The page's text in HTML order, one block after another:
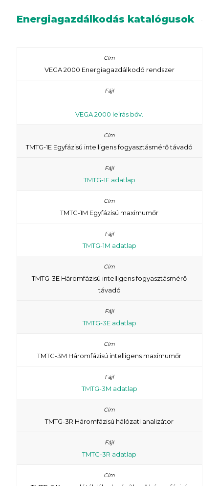
Energiagazdálkodás katalógusok
VEGA 2000 Energiagazdálkodó rendszer
VEGA 2000 leírás bőv.
TMTG-1E Egyfázisú intelligens fogyasztásmérő távadó
TMTG-1E adatlap
TMTG-1M Egyfázisú maximumőr
TMTG-1M adatlap
TMTG-3E Háromfázisú intelligens fogyasztásmérő
távadó
TMTG-3E adatlap
TMTG-3M Háromfázisú intelligens maximumőr
TMTG-3M adatlap
TMTG-3R Háromfázisú hálózati analizátor
TMTG-3R adatlap